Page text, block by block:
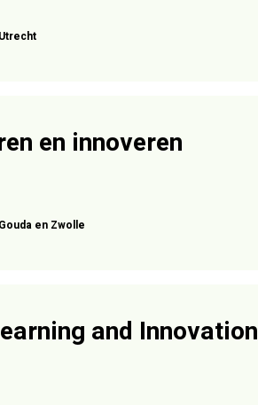
Utrecht
en innoveren
Gouda en Zwolle
and Innovation